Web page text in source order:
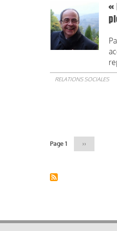
«
RELATIONS SOCIALES
Page 1
Page
suivante
››